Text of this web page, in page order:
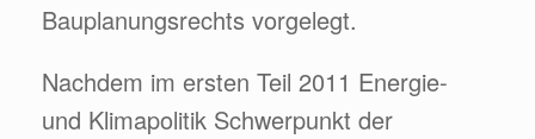
Bauplanungsrechts vorgelegt.
Nachdem im ersten Teil 2011 Energie-
und Klimapolitik Schwerpunkt der